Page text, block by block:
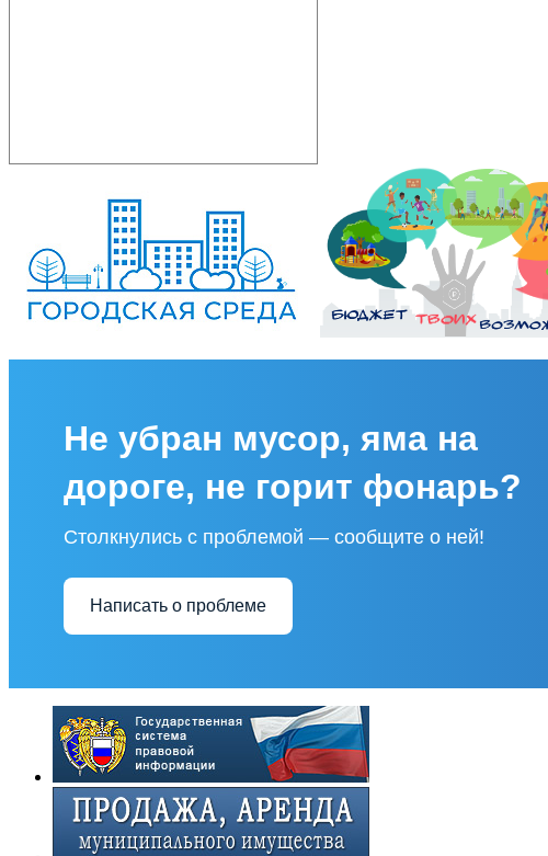
Не убран мусор, яма на
дороге, не горит фонарь?
Столкнулись с проблемой — сообщите о ней!
Написать о проблеме